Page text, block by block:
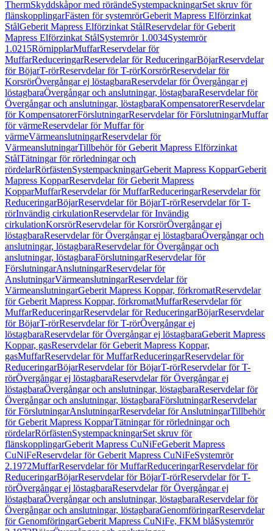
ThermSkyddskåpor med rörändeSystempackningarSet skruv för
flänskopplingarFästen för systemrörGeberit Mapress Elförzinkat
StålGeberit Mapress Elförzinkat StålReservdelar för Geberit
Mapress Elförzinkat StålSystemrör 1.0034Systemrör
1.0215RörnipplarMuffarReservdelar för
MuffarReduceringarReservdelar för ReduceringarBöjarReservdelar
för BöjarT-rörReservdelar för T-rörKorsrörReservdelar för
KorsrörÖvergångar ej löstagbaraReservdelar för Övergångar ej
löstagbaraÖvergångar och anslutningar, löstagbaraReservdelar för
Övergångar och anslutningar, löstagbaraKompensatorerReservdelar
för KompensatorerFörslutningarReservdelar för FörslutningarMuffar
för värmeReservdelar för Muffar för
värmeVärmeanslutningarReservdelar för
VärmeanslutningarTillbehör för Geberit Mapress Elförzinkat
StålTätningar för rörledningar och
rördelarRörfästenSystempackningarGeberit Mapress KopparGeberit
Mapress KopparReservdelar för Geberit Mapress
KopparMuffarReservdelar för MuffarReduceringarReservdelar för
ReduceringarBöjarReservdelar för BöjarT-rörReservdelar för T-
rörInvändig cirkulationReservdelar för Invändig
cirkulationKorsrörReservdelar för KorsrörÖvergångar ej
löstagbaraReservdelar för Övergångar ej löstagbaraÖvergångar och
anslutningar, löstagbaraReservdelar för Övergångar och
anslutningar, löstagbaraFörslutningarReservdelar för
FörslutningarAnslutningarReservdelar för
AnslutningarVärmeanslutningarReservdelar för
VärmeanslutningarGeberit Mapress Koppar, förkromatReservdelar
för Geberit Mapress Koppar, förkromatMuffarReservdelar för
MuffarReduceringarReservdelar för ReduceringarBöjarReservdelar
för BöjarT-rörReservdelar för T-rörÖvergångar ej
löstagbaraReservdelar för Övergångar ej löstagbaraGeberit Mapress
Koppar, gasReservdelar för Geberit Mapress Koppar,
gasMuffarReservdelar för MuffarReduceringarReservdelar för
ReduceringarBöjarReservdelar för BöjarT-rörReservdelar för T-
rörÖvergångar ej löstagbaraReservdelar för Övergångar ej
löstagbaraÖvergångar och anslutningar, löstagbaraReservdelar för
Övergångar och anslutningar, löstagbaraFörslutningarReservdelar
för FörslutningarAnslutningarReservdelar för AnslutningarTillbehör
för Geberit Mapress KopparTätningar för rörledningar och
rördelarRörfästenSystempackningarSet skruv för
flänskopplingarGeberit Mapress CuNiFeGeberit Mapress
CuNiFeReservdelar för Geberit Mapress CuNiFeSystemrör
2.1972MuffarReservdelar för MuffarReduceringarReservdelar för
ReduceringarBöjarReservdelar för BöjarT-rörReservdelar för T-
rörÖvergångar ej löstagbaraReservdelar för Övergångar ej
löstagbaraÖvergångar och anslutningar, löstagbaraReservdelar för
Övergångar och anslutningar, löstagbaraGenomföringarReservdelar
för GenomföringarGeberit Mapress CuNiFe, FKM blåSystemrör